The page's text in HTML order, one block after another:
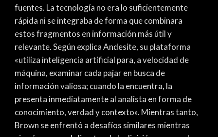
fuentes. La tecnología no era lo suficientemente
rápida ni se integraba de forma que combinara
estos fragmentos en información más útil y
relevante. Según explica Andesite, su plataforma
«utiliza inteligencia artificial para, a velocidad de
máquina, examinar cada pajar en busca de
información valiosa; cuando la encuentra, la
presenta inmediatamente al analista en forma de
conocimiento, verdad y contexto». Mientras tanto,
Brown se enfrentó a desafíos similares mientras